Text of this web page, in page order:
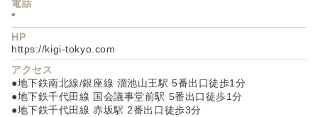
電話
*
HP
https://kigi-tokyo.com
アクセス
●地下鉄南北線/銀座線 溜池山王駅 5番出口徒歩1分
●地下鉄千代田線 国会議事堂前駅 5番出口徒歩1分
●地下鉄千代田線 赤坂駅 2番出口徒歩3分